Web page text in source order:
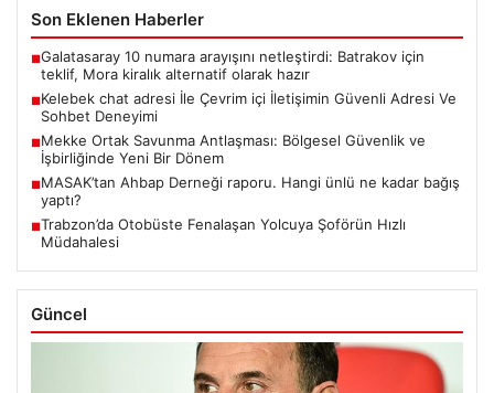
Son Eklenen Haberler
■Galatasaray 10 numara arayışını netleştirdi: Batrakov için
teklif, Mora kiralık alternatif olarak hazır
■Kelebek chat adresi İle Çevrim içi İletişimin Güvenli Adresi Ve
Sohbet Deneyimi
■Mekke Ortak Savunma Antlaşması: Bölgesel Güvenlik ve
İşbirliğinde Yeni Bir Dönem
■MASAK’tan Ahbap Derneği raporu. Hangi ünlü ne kadar bağış
yaptı?
■Trabzon’da Otobüste Fenalaşan Yolcuya Şoförün Hızlı
Müdahalesi
Güncel